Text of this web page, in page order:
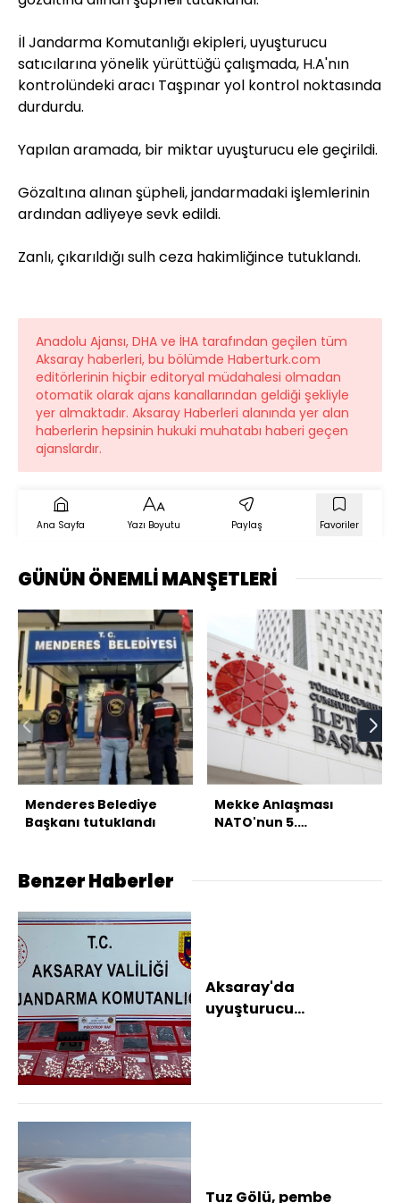
İl Jandarma Komutanlığı ekipleri, uyuşturucu
satıcılarına yönelik yürüttüğü çalışmada, H.A'nın
kontrolündeki aracı Taşpınar yol kontrol noktasında
durdurdu.
Yapılan aramada, bir miktar uyuşturucu ele geçirildi.
Gözaltına alınan şüpheli, jandarmadaki işlemlerinin
ardından adliyeye sevk edildi.
Zanlı, çıkarıldığı sulh ceza hakimliğince tutuklandı.
Anadolu Ajansı, DHA ve İHA tarafından geçilen tüm
Aksaray haberleri, bu bölümde Haberturk.com
editörlerinin hiçbir editoryal müdahalesi olmadan
otomatik olarak ajans kanallarından geldiği şekliyle
yer almaktadır. Aksaray Haberleri alanında yer alan
haberlerin hepsinin hukuki muhatabı haberi geçen
ajanslardır.
Ana Sayfa Yazı Boyutu Paylaş Favoriler
GÜNÜN ÖNEMLİ MANŞETLERİ
Menderes Belediye
Başkanı tutuklandı
Mekke Anlaşması
NATO'nun 5.
Benzer Haberler
Aksaray'da
uyuşturucu
Tuz Gölü, pembe